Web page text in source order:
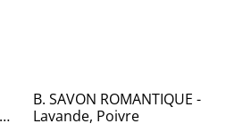
B. SAVON ROMANTIQUE -
Lavande, Poivre